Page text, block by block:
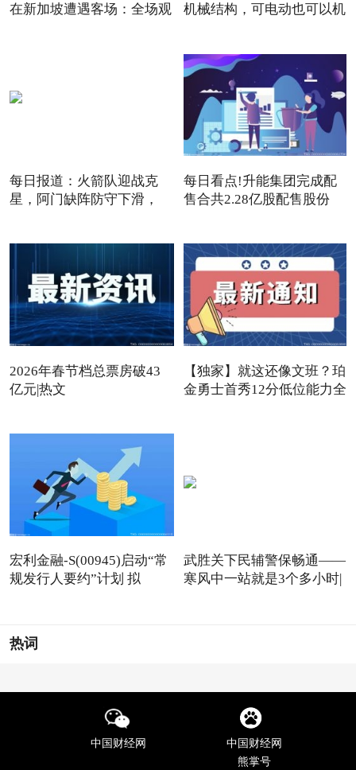
在新加坡遭遇客场：全场观
机械结构，可电动也可以机
每日报道：火箭队迎战克
星，阿门缺阵防守下滑，
每日看点!升能集团完成配
售合共2.28亿股配售股份
2026年春节档总票房破43
亿元|热文
【独家】就这还像文班？珀
金勇士首秀12分低位能力全
宏利金融-S(00945)启动“常
规发行人要约”计划 拟
武胜关下民辅警保畅通——
寒风中一站就是3个多小时|
热词
中国财经网
中国财经网
熊掌号